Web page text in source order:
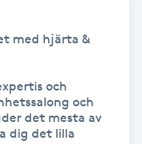
med hjärta &
och
och
det mesta av
dig det lilla